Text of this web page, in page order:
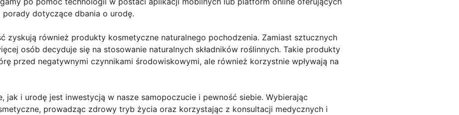
dotyczące dbania o urodę.
zyskują również produkty kosmetyczne naturalnego pochodzenia. Zamiast sztucznych
osób decyduje się na stosowanie naturalnych składników roślinnych. Takie produkty
przed negatywnymi czynnikami środowiskowymi, ale również korzystnie wpływają na
jak i urodę jest inwestycją w nasze samopoczucie i pewność siebie. Wybierając
prowadząc zdrowy tryb życia oraz korzystając z konsultacji medycznych i